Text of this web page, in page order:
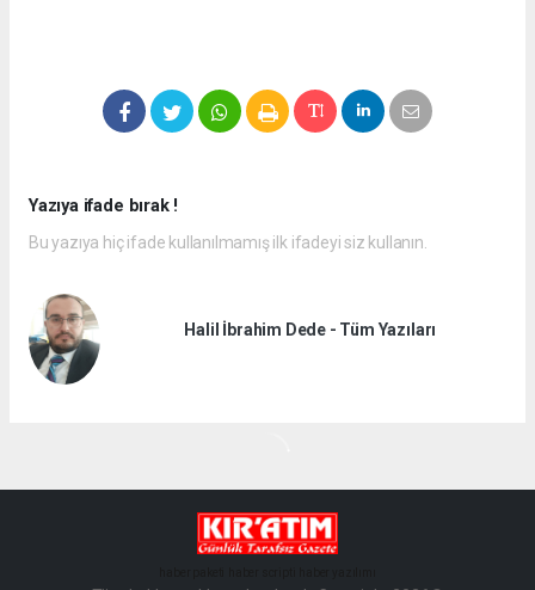
Yazıya ifade bırak !
Bu yazıya hiç ifade kullanılmamış ilk ifadeyi siz kullanın.
Halil İbrahim Dede - Tüm Yazıları